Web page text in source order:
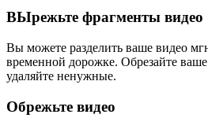
ВЫрежьте фрагменты видео
Вы можете разделить ваше видео
временной дорожке. Обрезайте
удаляйте ненужные.
Обрежьте видео